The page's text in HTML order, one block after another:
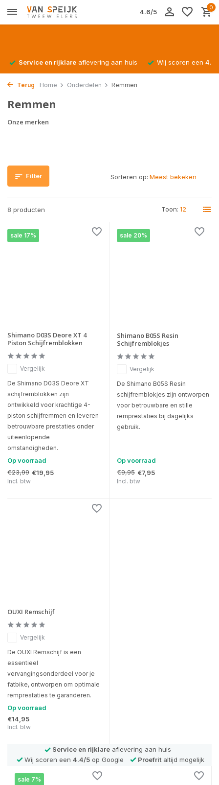
4.6/5
0
Service en rijklare aflevering aan huis Wij scoren een
Terug Home Onderdelen Remmen
Remmen
Onze merken
Filter
8 producten Toon:
Sorteren op:
sale 17%
Shimano D03S Deore XT 4
Piston Schijfremblokken
Vergelijk
De Shimano D03S Deore XT
schijfremblokken zijn
ontwikkeld voor krachtige 4-
piston schijfremmen en leveren
betrouwbare prestaties onder
uiteenlopende
omstandigheden.
Op voorraad
€23,99 €19,95
Incl. btw
sale 20%
Shimano B05S Resin
Schijfremblokjes
Vergelijk
De Shimano B05S Resin
schijfremblokjes zijn ontworpen
voor betrouwbare en stille
remprestaties bij dagelijks
gebruik.
Op voorraad
€9,95 €7,95
Incl. btw
OUXI Remschijf
Vergelijk
De OUXI Remschijf is een
essentieel
vervangingsonderdeel voor je
fatbike, ontworpen om optimale
remprestaties te garanderen.
Op voorraad
€14,95
Incl. btw
Service en rijklare aflevering aan huis
Wij scoren een 4.4/5op Google Proefritaltijd mogelijk
sale 7%